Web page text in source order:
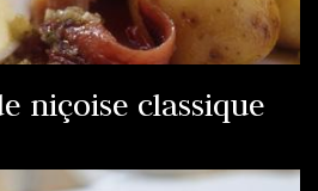
niçoise classique